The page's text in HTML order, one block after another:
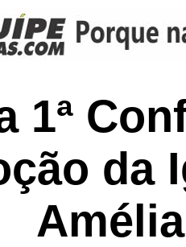
1ª
da